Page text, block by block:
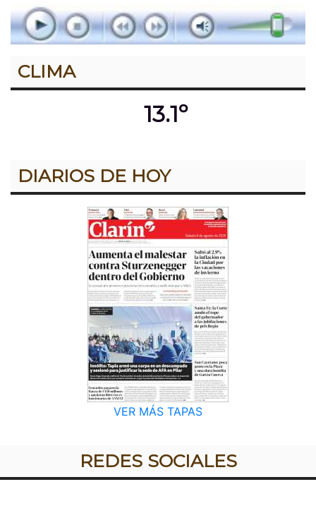
CLIMA
13.1º
DIARIOS DE HOY
VER MÁS TAPAS
REDES SOCIALES